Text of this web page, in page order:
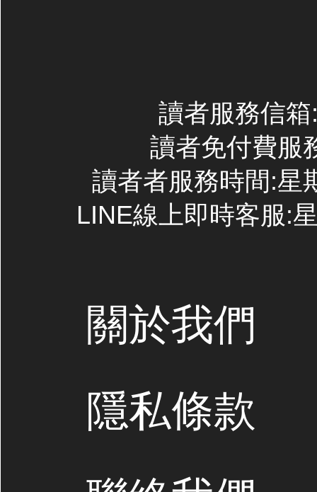
讀者服務信
讀者免付費服
讀者者服務時間:星
LINE線上即時客服:
關於我們
隱私條款